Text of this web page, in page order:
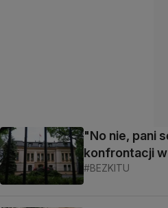
"No nie, pani
konfrontacji
#BEZKITU